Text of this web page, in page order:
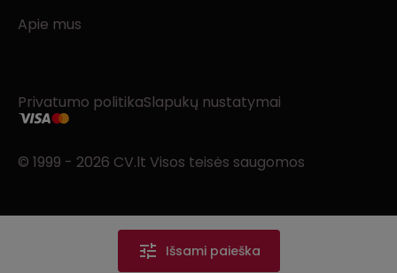
Išsami paieška
Apie mus
Privatumo politikaSlapukų nustatymai
© 1999 - 2026 CV.lt Visos teisės saugomos